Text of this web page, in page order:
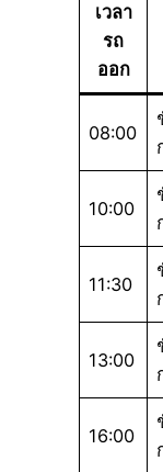
เวลา
รถ
ออก
08:00
10:00
11:30
13:00
16:00